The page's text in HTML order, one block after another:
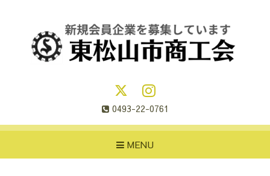
0493-22-0761
MENU